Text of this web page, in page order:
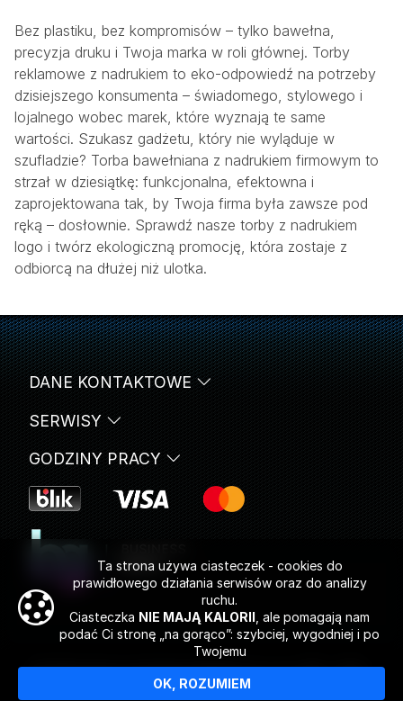
Ta strona używa ciasteczek - cookies do
prawidłowego działania serwisów oraz do analizy
ruchu.
Ciasteczka NIE MAJĄ KALORII , ale pomagają nam
podać Ci stronę „na gorąco”: szybciej, wygodniej i po
Twojemu
OK, ROZUMIEM
Bez plastiku, bez kompromisów – tylko bawełna,
precyzja druku i Twoja marka w roli głównej. Torby
reklamowe z nadrukiem to eko-odpowiedź na potrzeby
dzisiejszego konsumenta – świadomego, stylowego i
lojalnego wobec marek, które wyznają te same
wartości. Szukasz gadżetu, który nie wyląduje w
szufladzie? Torba bawełniana z nadrukiem firmowym to
strzał w dziesiątkę: funkcjonalna, efektowna i
zaprojektowana tak, by Twoja firma była zawsze pod
ręką – dosłownie. Sprawdź nasze torby z nadrukiem
logo i twórz ekologiczną promocję, która zostaje z
odbiorcą na dłużej niż ulotka.
SERWISY
DANE KONTAKTOWE
GODZINY PRACY
Gadżety reklamowe